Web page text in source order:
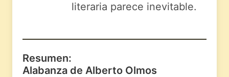
literaria parece inevitable.
Resumen:
Alabanza de Alberto Olmos